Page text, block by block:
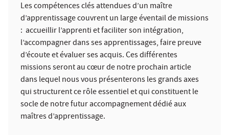
Les compétences clés attendues d’un maître
d’apprentissage couvrent un large éventail de missions
: accueillir l’apprenti et faciliter son intégration,
l’accompagner dans ses apprentissages, faire preuve
d’écoute et évaluer ses acquis. Ces différentes
missions seront au cœur de notre prochain article
dans lequel nous vous présenterons les grands axes
qui structurent ce rôle essentiel et qui constituent le
socle de notre futur accompagnement dédié aux
maîtres d’apprentissage.